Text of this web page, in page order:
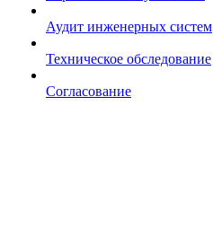
Аудит инженерных систем
Техническое обследование
Согласование